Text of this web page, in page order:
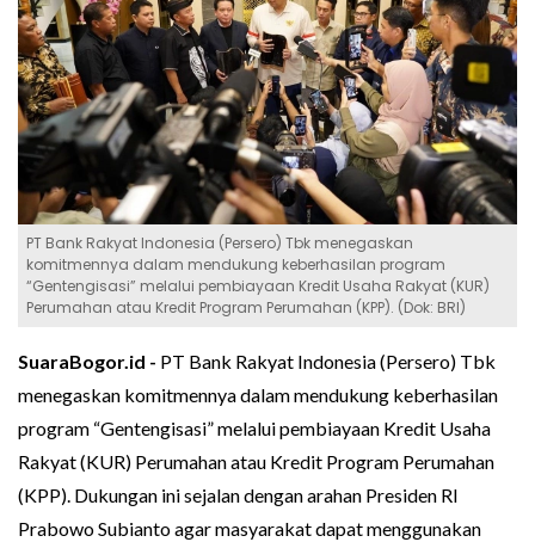
PT Bank Rakyat Indonesia (Persero) Tbk menegaskan
komitmennya dalam mendukung keberhasilan program
“Gentengisasi” melalui pembiayaan Kredit Usaha Rakyat (KUR)
Perumahan atau Kredit Program Perumahan (KPP). (Dok: BRI)
SuaraBogor.id - PT Bank Rakyat Indonesia (Persero) Tbk
menegaskan komitmennya dalam mendukung keberhasilan
program “Gentengisasi” melalui pembiayaan Kredit Usaha
Rakyat (KUR) Perumahan atau Kredit Program Perumahan
(KPP). Dukungan ini sejalan dengan arahan Presiden RI
Prabowo Subianto agar masyarakat dapat menggunakan